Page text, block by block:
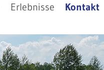
Erlebnisse Kontakt